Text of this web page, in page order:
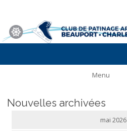
Nouvelles archivées
mai 2026